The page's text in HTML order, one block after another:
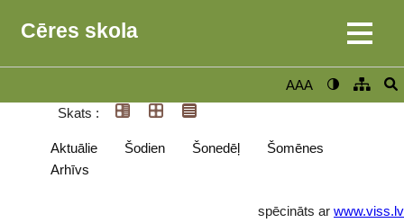
Cēres skola
AAA
Skats :
Aktuālie Šodien Šonedēļ
Šomēnes
Arhīvs
spēcināts ar www.viss.lv